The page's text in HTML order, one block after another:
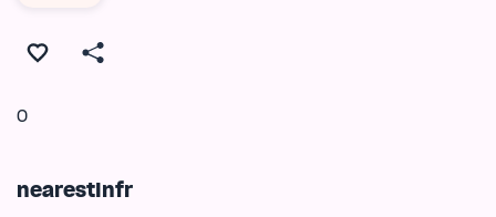
0
nearestInfr